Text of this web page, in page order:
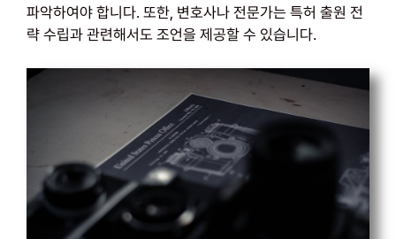
파악하여야 합니다. 또한, 변호사나 전문가는 특허 출원 전
략 수립과 관련해서도 조언을 제공할 수 있습니다.